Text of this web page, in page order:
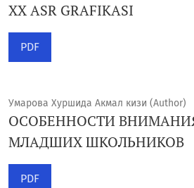
XX ASR GRAFIKASI
PDF
Умарова Хуршида Акмал кизи (Author)
ОСОБЕННОСТИ
МЛАДШИХ ШКОЛЬНИКОВ
PDF